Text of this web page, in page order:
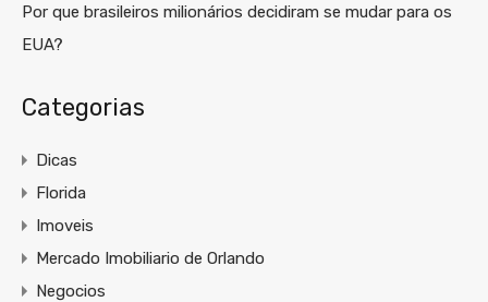
Por que brasileiros milionários decidiram se mudar para os
EUA?
Categorias
Dicas
Florida
Imoveis
Mercado Imobiliario de Orlando
Negocios